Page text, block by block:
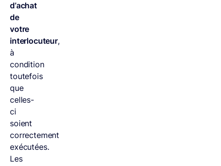
d’achat
de
votre
interlocuteur,
à
condition
toutefois
que
celles-
ci
soient
correctement
exécutées.
Les